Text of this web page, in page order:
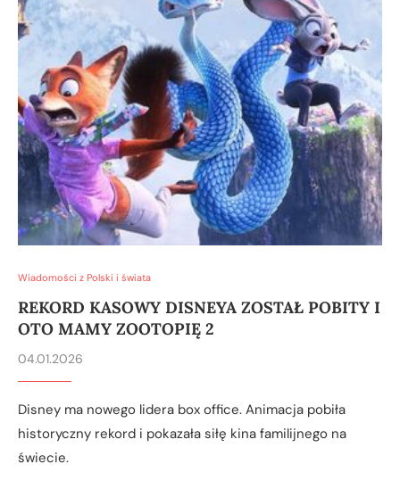
Wiadomości z Polski i świata
REKORD KASOWY DISNEYA ZOSTAŁ POBITY I
OTO MAMY ZOOTOPIĘ 2
04.01.2026
Disney ma nowego lidera box office. Animacja pobiła
historyczny rekord i pokazała siłę kina familijnego na
świecie.